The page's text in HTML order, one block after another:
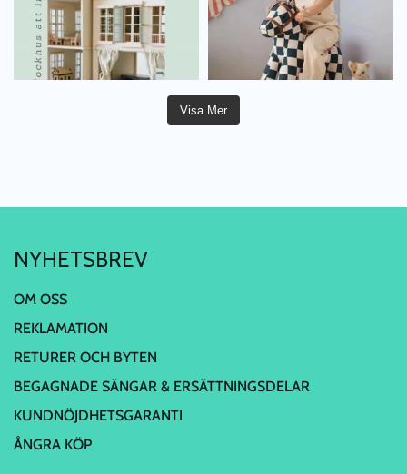
Visa Mer
NYHETSBREV
OM OSS
REKLAMATION
RETURER OCH BYTEN
BEGAGNADE SÄNGAR & ERSÄTTNINGSDELAR
KUNDNÖJDHETSGARANTI
ÅNGRA KÖP